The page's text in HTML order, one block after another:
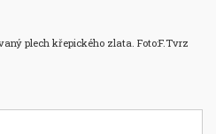
plech křepického zlata. Foto:F.Tvrz